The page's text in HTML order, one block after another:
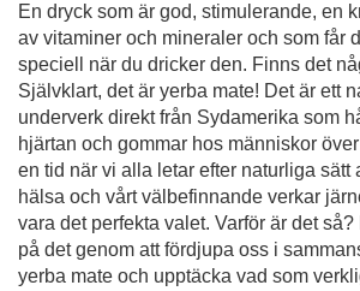
En dryck som är god, stimulerande, en
av vitaminer och mineraler och som får
speciell när du dricker den. Finns det
Självklart, det är yerba mate! Det är ett
underverk direkt från Sydamerika som
hjärtan och gommar hos människor över
en tid när vi alla letar efter naturliga sätt
hälsa och vårt välbefinnande verkar
vara det perfekta valet. Varför är det så?
på det genom att fördjupa oss i
yerba mate och upptäcka vad som